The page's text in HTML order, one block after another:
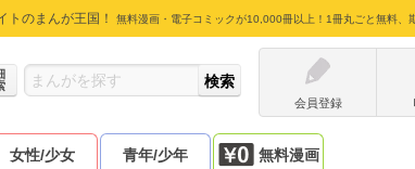
トのまんが王国！ 無料漫画・電子コミックが10,000冊以上！1冊丸ごと無料、
会員登録
女性/少女 青年/少年 無料漫画